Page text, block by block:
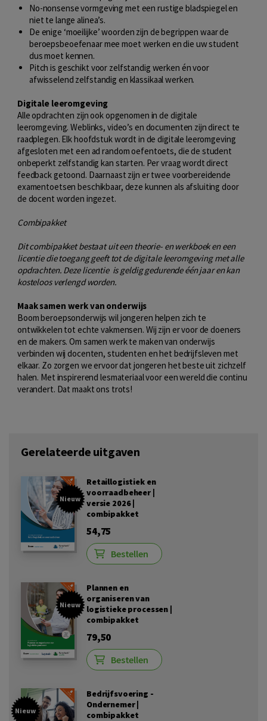
No-nonsense vormgeving met een rustige bladspiegel en
niet te lange alinea’s.
De enige ‘moeilijke’ woorden zijn de begrippen waar de
beroepsbeoefenaar mee moet werken en die uw student
dus moet kennen.
Pitch is geschikt voor zelfstandig werken én voor
afwisselend zelfstandig en klassikaal werken.
Digitale leeromgeving
Alle opdrachten zijn ook opgenomen in de digitale
leeromgeving. Weblinks, video’s en documenten zijn direct te
raadplegen. Elk hoofdstuk wordt in de digitale leeromgeving
afgesloten met een ad random oefentoets, die de student
onbeperkt zelfstandig kan starten. Per vraag wordt direct
feedback getoond. Daarnaast zijn er twee voorbereidende
examentoetsen beschikbaar, deze kunnen als afsluiting door
de docent worden ingezet.
Combipakket
Dit combipakket bestaat uit een theorie- en werkboek en een
licentie die toegang geeft tot de digitale leeromgeving met alle
opdrachten. Deze licentie is geldig gedurende één jaar en kan
kosteloos verlengd worden.
Maak samen werk van onderwijs
Boom beroepsonderwijs wil jongeren helpen zich te
ontwikkelen tot echte vakmensen. Wij zijn er voor de doeners
en de makers. Om samen werk te maken van onderwijs
verbinden wij docenten, studenten en het bedrijfsleven met
elkaar. Zo zorgen we ervoor dat jongeren het beste uit zichzelf
halen. Met inspirerend lesmateriaal voor een wereld die continu
verandert. Dat maakt ons trots!
Gerelateerde uitgaven
Nieuw
Retaillogistiek en
voorraadbeheer |
versie 2026 |
combipakket
54,75
Bestellen
Nieuw
Plannen en
organiseren van
logistieke processen |
combipakket
79,50
Bestellen
Nieuw
Bedrijfsvoering -
Ondernemer |
combipakket